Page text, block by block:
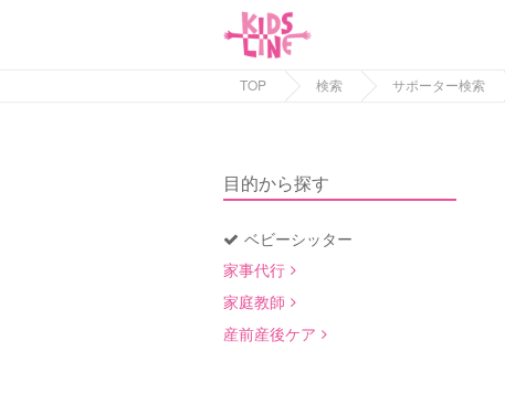
TOP 検索 サポーター検索
目的から探す
ベビーシッター
家事代行
家庭教師
産前産後ケア